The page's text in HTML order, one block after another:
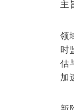
主
领
时
估
加